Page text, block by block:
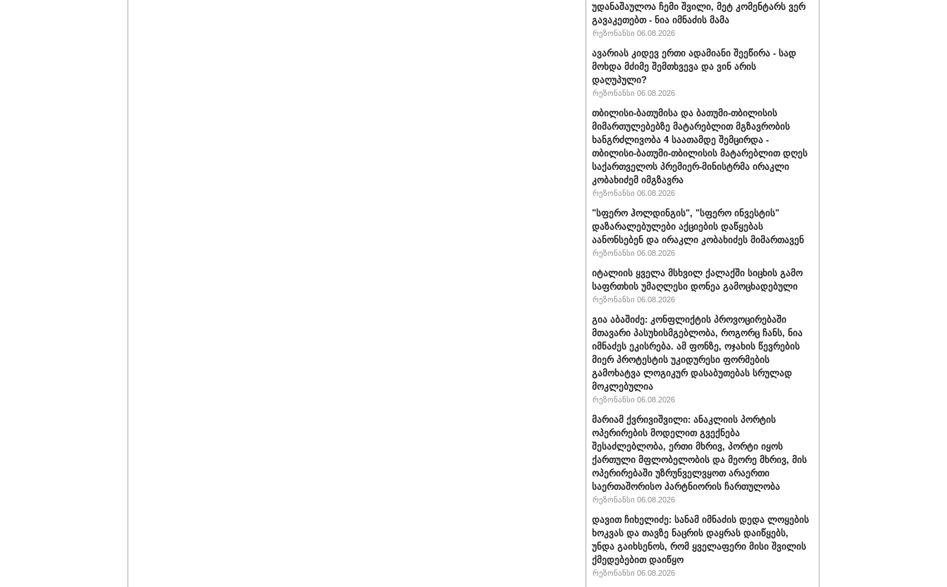
უდანაშაულოა ჩემი შვილი, მეტ კომენტარს ვერ
გავაკეთებთ - ნია იმნაძის მამა
რეზონანსი 06.08.2026
ავარიას კიდევ ერთი ადამიანი შეეწირა - სად
მოხდა მძიმე შემთხვევა და ვინ არის
დაღუპული?
რეზონანსი 06.08.2026
თბილისი-ბათუმისა და ბათუმი-თბილისის
მიმართულებებზე მატარებლით მგზავრობის
ხანგრძლივობა 4 საათამდე შემცირდა -
თბილისი-ბათუმი-თბილისის მატარებლით დღეს
საქართველოს პრემიერ-მინისტრმა ირაკლი
კობახიძემ იმგზავრა
რეზონანსი 06.08.2026
"სფერო ჰოლდინგის", "სფერო ინვესტის"
დაზარალებულები აქციების დაწყებას
აანონსებენ და ირაკლი კობახიძეს მიმართავენ
რეზონანსი 06.08.2026
იტალიის ყველა მსხვილ ქალაქში სიცხის გამო
საფრთხის უმაღლესი დონეა გამოცხადებული
რეზონანსი 06.08.2026
გია აბაშიძე: კონფლიქტის პროვოცირებაში
მთავარი პასუხისმგებლობა, როგორც ჩანს, ნია
იმნაძეს ეკისრება. ამ ფონზე, ოჯახის წევრების
მიერ პროტესტის უკიდურესი ფორმების
გამოხატვა ლოგიკურ დასაბუთებას სრულად
მოკლებულია
რეზონანსი 06.08.2026
მარიამ ქვრივიშვილი: ანაკლიის პორტის
ოპერირების მოდელით გვექნება
შესაძლებლობა, ერთი მხრივ, პორტი იყოს
ქართული მფლობელობის და მეორე მხრივ, მის
ოპერირებაში უზრუნველვყოთ არაერთი
საერთაშორისო პარტნიორის ჩართულობა
რეზონანსი 06.08.2026
დავით ჩიხელიძე: სანამ იმნაძის დედა ლოყების
ხოკვას და თავზე ნაცრის დაყრას დაიწყებს,
უნდა გაიხსენოს, რომ ყველაფერი მისი შვილის
ქმედებებით დაიწყო
რეზონანსი 06.08.2026